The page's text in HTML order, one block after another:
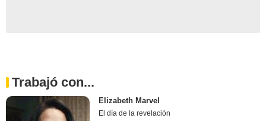
Trabajó con...
Elizabeth Marvel
El día de la revelación